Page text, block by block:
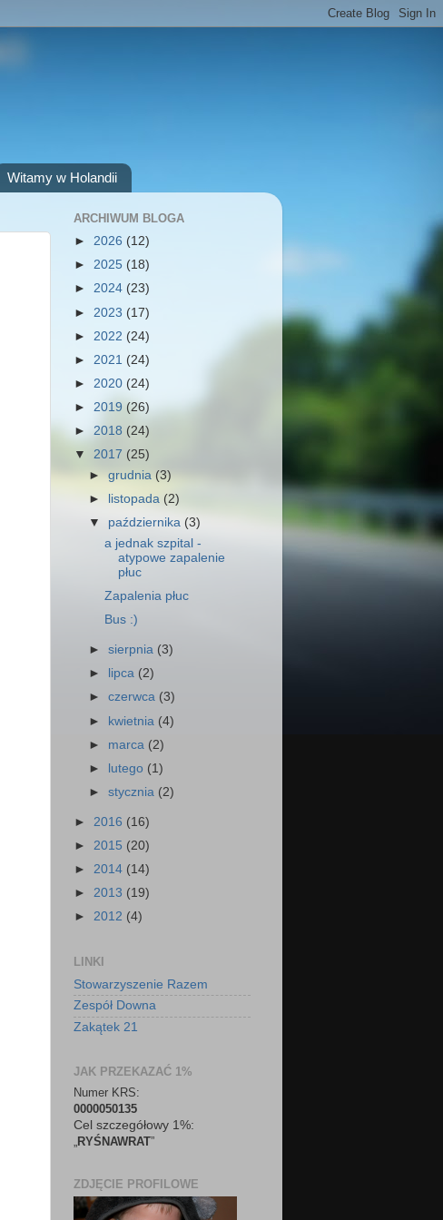
Witamy w Holandii
ARCHIWUM BLOGA
► 2026 (12)
► 2025 (18)
► 2024 (23)
► 2023 (17)
► 2022 (24)
► 2021 (24)
► 2020 (24)
► 2019 (26)
► 2018 (24)
▼ 2017 (25)
►grudnia (3)
►
listopada (2)
▼ października (3)
a jednak szpital -
atypowe zapalenie
płuc
Zapalenia płuc
Bus :)
►sierpnia (3)
►
lipca (2)
►czerwca (3)
► kwietnia (4)
► marca (2)
►
lutego (1)
►stycznia (2)
► 2016 (16)
► 2015 (20)
► 2014 (14)
► 2013 (19)
► 2012 (4)
LINKI
Stowarzyszenie Razem
Zespół Downa
Zakątek 21
JAK PRZEKAZAĆ 1%
Numer KRS:
0000050135
Cel szczegółowy 1%:
RYŚNAWRAT”
ZDJĘCIE PROFILOWE